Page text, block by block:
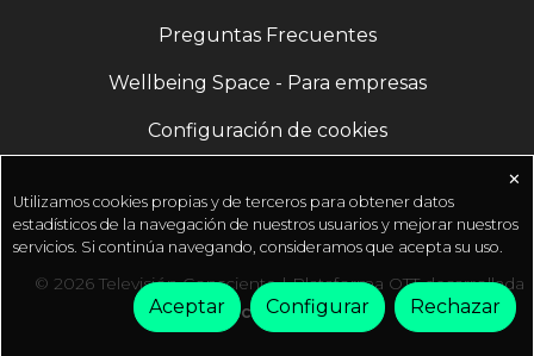
Preguntas Frecuentes
Wellbeing Space - Para empresas
Configuración de cookies
© 2026 Televisión Consciente | Plataforma OTT desarrollada
porFractal Media
✕
Utilizamos cookies propias y de terceros para obtener datos
estadísticos de la navegación de nuestros usuarios y mejorar nuestros
servicios. Si continúa navegando, consideramos que acepta su uso.
Aceptar Configurar Rechazar